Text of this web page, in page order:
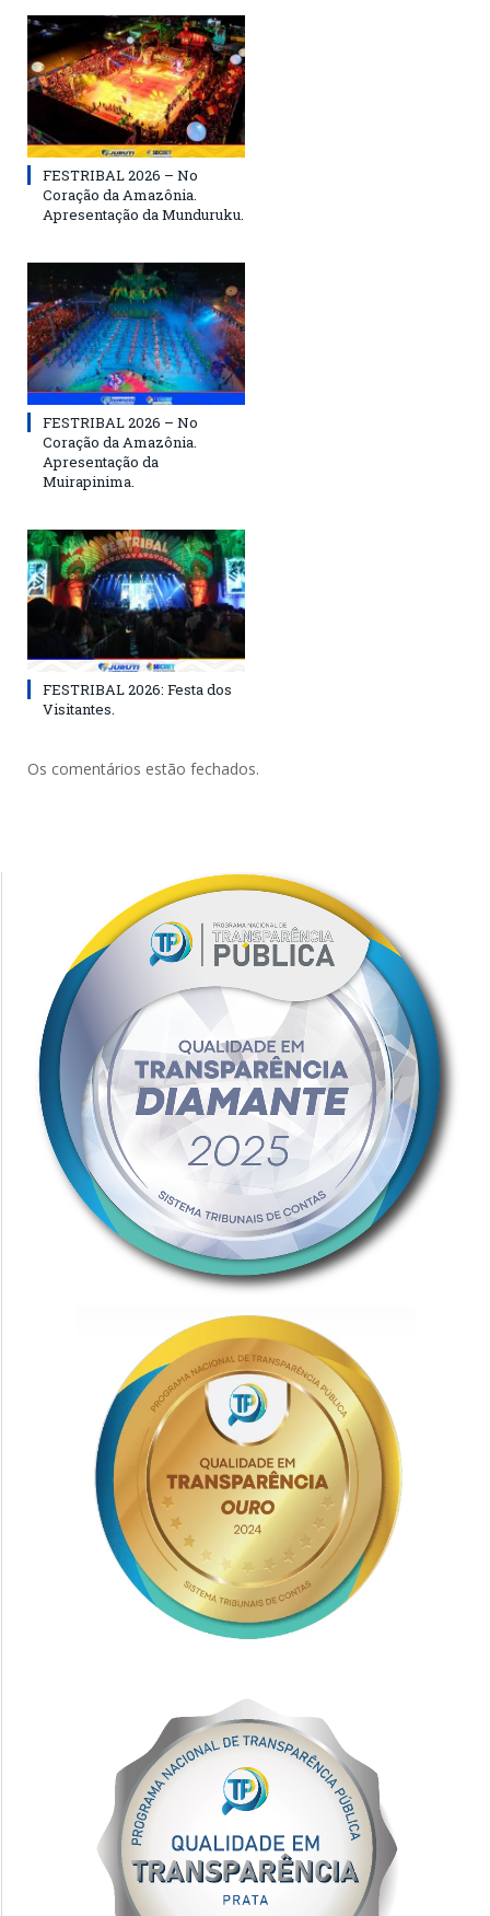
FESTRIBAL 2026 – No
Coração da Amazônia.
Apresentação da Munduruku.
FESTRIBAL 2026 – No
Coração da Amazônia.
Apresentação da
Muirapinima.
FESTRIBAL 2026: Festa dos
Visitantes.
Os comentários estão fechados.